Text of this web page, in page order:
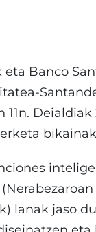
Banco
lanak jaso